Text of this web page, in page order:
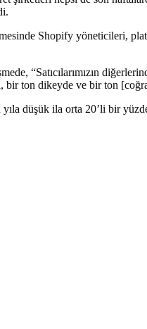
Shopify yöneticileri,
“Satıcılarımızın
ton dikeyde ve bir ton
düşük ila orta 20’li bir